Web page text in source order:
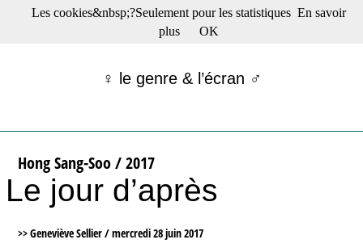
☰ Menu
Films récents
Tribunes
Bloc-notes
Archives
S’abonner à la Lettre !
♀ le genre & l’écran ♂
Hong Sang-Soo / 2017
Le jour d’après
>> Geneviève Sellier /mercredi 28 juin 2017
Les cookies&nbsp;?Seulement pour les statistiques En savoir
plus
OK